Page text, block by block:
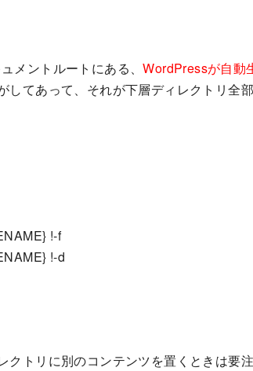
メントルートにある、WordPressが自動
てあって、それが下層ディレクトリ全
!-f
!-d
トリに別のコンテンツを置くときは要注